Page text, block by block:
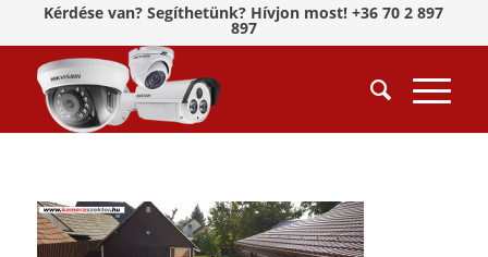
Kérdése van? Segíthetünk? Hívjon most! +36 70 2 897
897